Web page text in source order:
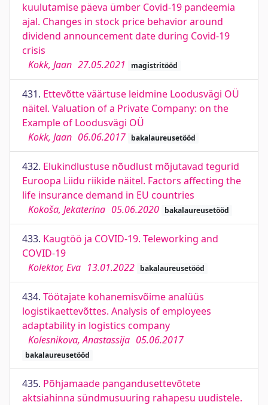
kuulutamise päeva ümber Covid-19 pandeemia
ajal. Changes in stock price behavior around
dividend announcement date during Covid-19
crisis
Kokk, Jaan 27.05.2021 magistritööd
431. Ettevõtte väärtuse leidmine Loodusvägi OÜ
näitel. Valuation of a Private Company: on the
Example of Loodusvägi OÜ
Kokk, Jaan 06.06.2017 bakalaureusetööd
432. Elukindlustuse nõudlust mõjutavad tegurid
Euroopa Liidu riikide näitel. Factors affecting the
life insurance demand in EU countries
Kokoša, Jekaterina 05.06.2020 bakalaureusetööd
433. Kaugtöö ja COVID-19. Teleworking and
COVID-19
Kolektor, Eva 13.01.2022 bakalaureusetööd
434. Töötajate kohanemisvõime analüüs
logistikaettevõttes. Analysis of employees
adaptability in logistics company
Kolesnikova, Anastassija 05.06.2017
bakalaureusetööd
435. Põhjamaade pangandusettevõtete
aktsiahinna sündmusuuring rahapesu uudistele.